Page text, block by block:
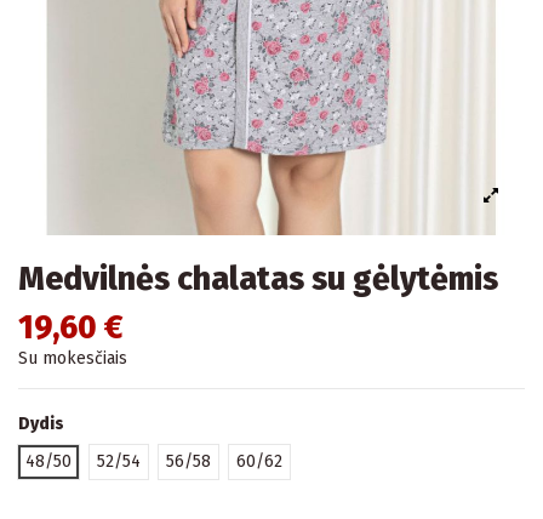
Medvilnės chalatas su gėlytėmis
19,60 €
Su mokesčiais
Dydis
48/50
52/54 56/58 60/62